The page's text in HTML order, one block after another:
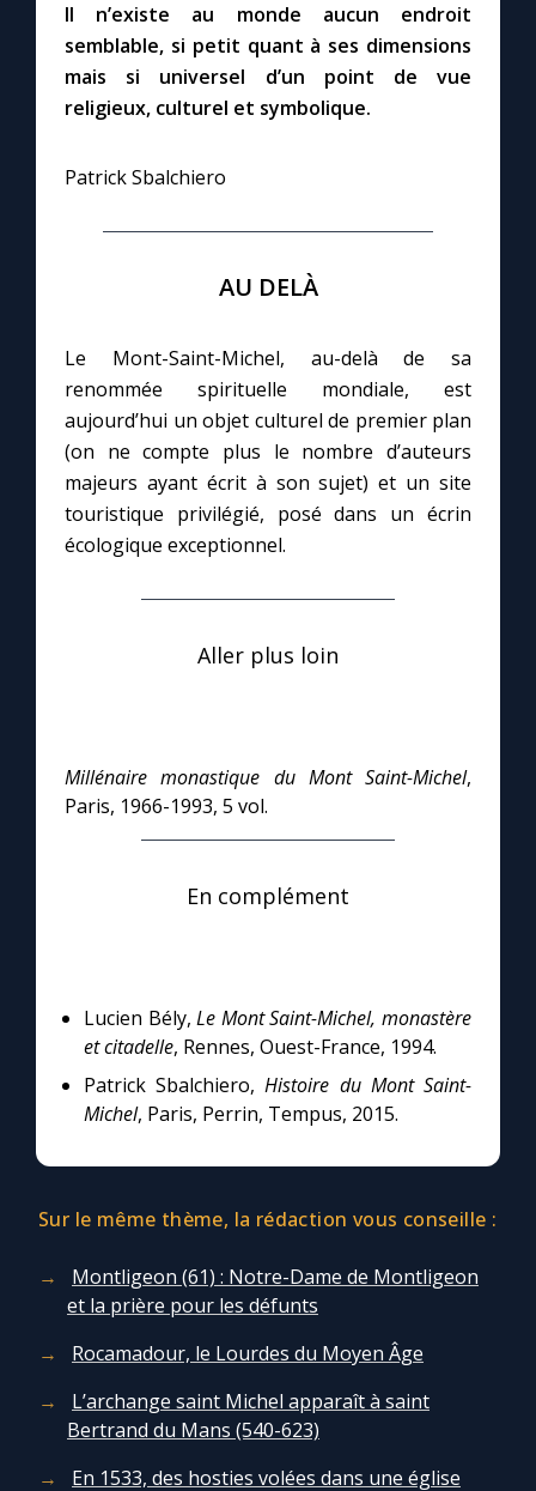
Il n’existe au monde aucun endroit
semblable, si petit quant à ses dimensions
mais si universel d’un point de vue
religieux, culturel et symbolique.
Patrick Sbalchiero
AU DELÀ
Le Mont-Saint-Michel, au-delà de sa
renommée spirituelle mondiale, est
aujourd’hui un objet culturel de premier plan
(on ne compte plus le nombre d’auteurs
majeurs ayant écrit à son sujet) et un site
touristique privilégié, posé dans un écrin
écologique exceptionnel.
Aller plus loin
Millénaire monastique du Mont Saint-Michel,
Paris, 1966-1993, 5 vol.
En complément
Lucien Bély,Le Mont Saint-Michel, monastère
et citadelle, Rennes, Ouest-France, 1994.
Patrick Sbalchiero,Histoire du Mont Saint-
Michel, Paris, Perrin, Tempus, 2015.
Sur le même thème, la rédaction vous conseille :
Montligeon (61) : Notre-Dame de Montligeon
et la prière pour les défunts
Rocamadour, le Lourdes du Moyen Âge
L’archange saint Michel apparaît à saint
Bertrand du Mans (540-623)
En 1533, des hosties volées dans une église